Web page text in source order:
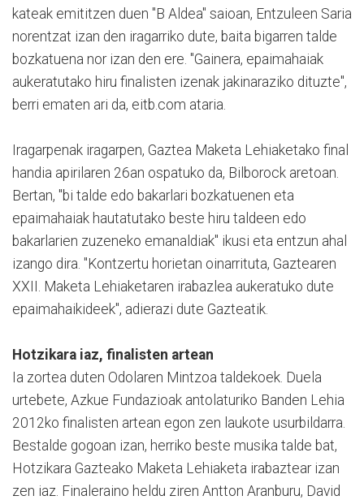
kateak emititzen duen "B Aldea" saioan, Entzuleen Saria
norentzat izan den iragarriko dute, baita bigarren talde
bozkatuena nor izan den ere. "Gainera, epaimahaiak
aukeratutako hiru finalisten izenak jakinaraziko dituzte",
berri ematen ari da, eitb.com ataria.
Iragarpenak iragarpen, Gaztea Maketa Lehiaketako final
handia apirilaren 26an ospatuko da, Bilborock aretoan.
Bertan, "bi talde edo bakarlari bozkatuenen eta
epaimahaiak hautatutako beste hiru taldeen edo
bakarlarien zuzeneko emanaldiak" ikusi eta entzun ahal
izango dira. "Kontzertu horietan oinarrituta, Gaztearen
XXII. Maketa Lehiaketaren irabazlea aukeratuko dute
epaimahaikideek", adierazi dute Gazteatik.
Hotzikara iaz, finalisten artean
Ia zortea duten Odolaren Mintzoa taldekoek. Duela
urtebete, Azkue Fundazioak antolaturiko Banden Lehia
2012ko finalisten artean egon zen laukote usurbildarra.
Bestalde gogoan izan, herriko beste musika talde bat,
Hotzikara Gazteako Maketa Lehiaketa irabaztear izan
zen iaz. Finaleraino heldu ziren Antton Aranburu, David